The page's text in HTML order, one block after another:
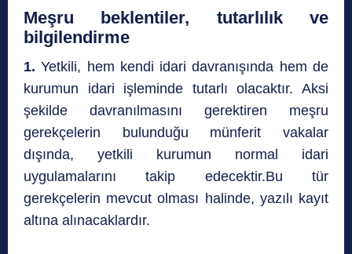
Meşru beklentiler, tutarlılık ve
bilgilendirme
1. Yetkili, hem kendi idari davranışında hem de
kurumun idari işleminde tutarlı olacaktır. Aksi
şekilde davranılmasını gerektiren meşru
gerekçelerin bulunduğu münferit vakalar
dışında, yetkili kurumun normal idari
uygulamalarını takip edecektir.Bu tür
gerekçelerin mevcut olması halinde, yazılı kayıt
altına alınacaklardır.